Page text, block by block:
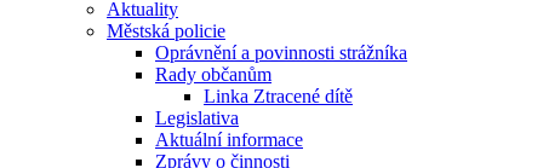
Aktuality
Městská policie
Oprávnění a povinnosti strážníka
Rady občanům
Linka Ztracené dítě
Legislativa
Aktuální informace
Zprávy o činnosti